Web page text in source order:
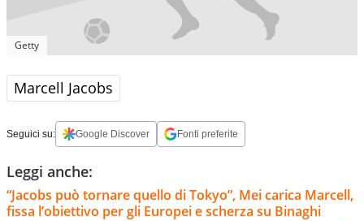
Getty
Marcell Jacobs
Seguici su: Google Discover Fonti preferite
Leggi anche:
“Jacobs può tornare quello di Tokyo”, Mei carica Marcell,
fissa l’obiettivo per gli Europei e scherza su Binaghi